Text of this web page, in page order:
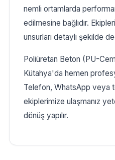
nemli ortamlarda
edilmesine bağlıdır.
unsurları detaylı şekilde
Poliüretan Beton (PU-
Kütahya'da hemen
Telefon, WhatsApp veya
ekiplerimize ulaşmanız
dönüş yapılır.